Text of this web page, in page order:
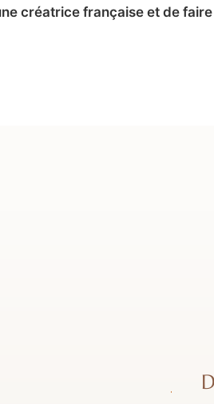
créatrice française et de